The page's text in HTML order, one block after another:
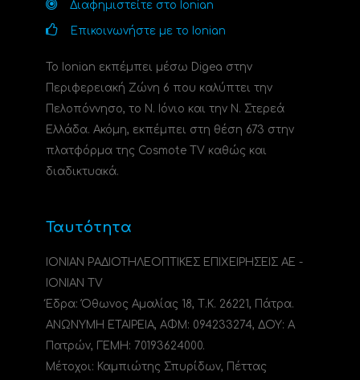
Διαφημιστείτε στο Ionian
Επικοινωνήστε με το Ionian
Το Ionian εκπέμπει μέσω Digea στην
Περιφερειακή Ζώνη 6 που καλύπτει την
Πελοπόννησο, το N. Ιόνιο και την Ν. Στερεά
Ελλάδα. Ακόμη, εκπέμπει στη θέση 673 στην
πλατφόρμα της Cosmote TV καθώς και
διαδικτυακά.
Ταυτότητα
ΙΟΝΙΑΝ ΡΑΔΙΟΤΗΛΕΟΠΤΙΚΕΣ ΕΠΙΧΕΙΡΗΣΕΙΣ ΑΕ -
IONIAN TV
Έδρα: Όθωνος Αμαλίας 18, Τ.Κ. 26221, Πάτρα.
ΑΝΩΝΥΜΗ ΕΤΑΙΡΕΙΑ, ΑΦΜ: 094233274, ΔΟΥ: A
Πατρών, ΓΕΜΗ: 70193624000.
Μέτοχοι: Καμπιώτης Σπυρίδων, Πέττας